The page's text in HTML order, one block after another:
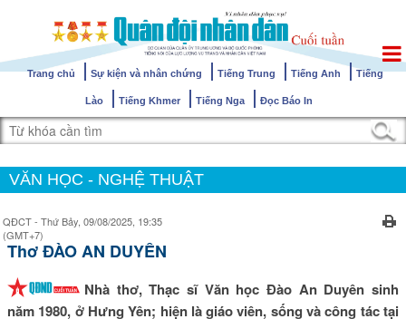
Trang chủ Sự kiện và nhân chứng Tiếng Trung Tiếng Anh Tiếng
Lào Tiếng Khmer Tiếng Nga Đọc Báo In
VĂN HỌC - NGHỆ THUẬT
QĐCT - Thứ Bảy, 09/08/2025, 19:35
(GMT+7)
Thơ ĐÀO AN DUYÊN
Nhà thơ, Thạc sĩ Văn học Đào An Duyên sinh
năm 1980, ở Hưng Yên; hiện là giáo viên, sống và công tác tại